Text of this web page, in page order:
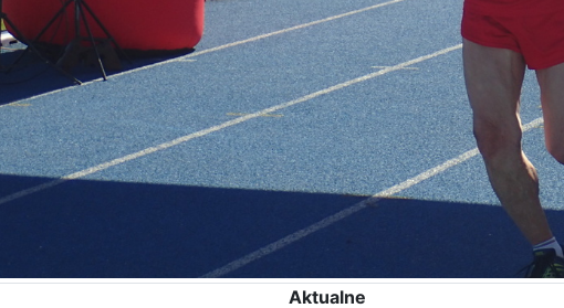
Aktualne